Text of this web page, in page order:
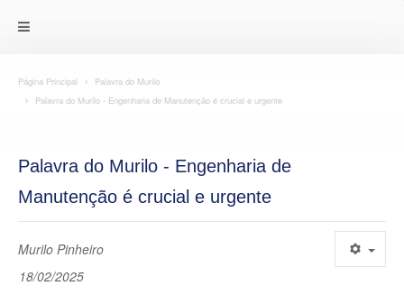
Página Principal
Palavra do Murilo
Palavra do Murilo - Engenharia de Manutenção é crucial e urgente
Palavra do Murilo - Engenharia de
Manutenção é crucial e urgente
Murilo Pinheiro
18/02/2025